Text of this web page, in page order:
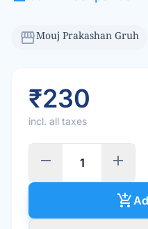
storefrontMouj Prakashan Gruh
₹230
incl. all taxes
remove add
add_shopping_cart